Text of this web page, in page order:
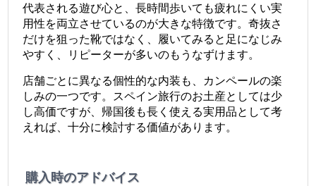
代表される遊び心と、長時間歩いても疲れにくい実
用性を両立させているのが大きな特徴です。奇抜さ
だけを狙った靴ではなく、履いてみると足になじみ
やすく、リピーターが多いのもうなずけます。
店舗ごとに異なる個性的な内装も、カンペールの楽
しみの一つです。スペイン旅行のお土産としては少
し高価ですが、帰国後も長く使える実用品として考
えれば、十分に検討する価値があります。
購入時のアドバイス